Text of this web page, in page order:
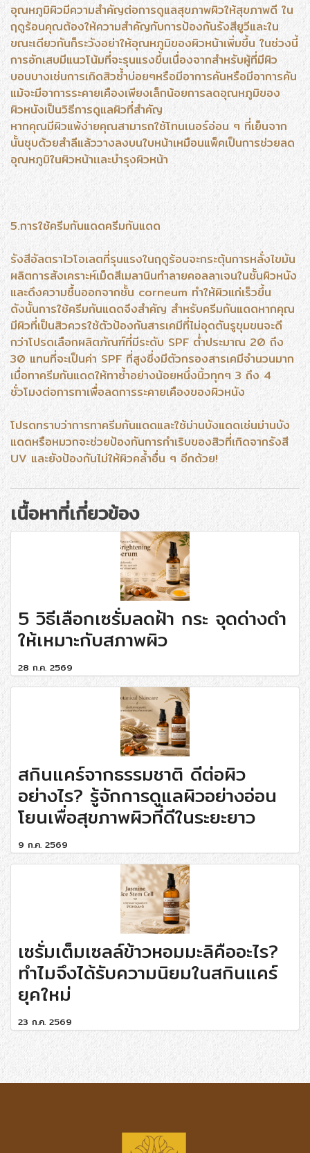
อุณหภูมิผิวมีความสำคัญต่อการดูแลสุขภาพผิวให้สุขภาพดี ใน
ฤดูร้อนคุณต้องให้ความสำคัญกับการป้องกันรังสียูวีและใน
ขณะเดียวกันก็ระวังอย่าให้อุณหภูมิของผิวหน้าเพิ่มขึ้น ในช่วงนี้
การอักเสบมีแนวโน้มที่จะรุนแรงขึ้นเนื่องจากสำหรับผู้ที่มีผิว
บอบบางเช่นการเกิดสิวซ้ำบ่อยๆหรือมีอาการคันหรือมีอาการคัน
แม้จะมีอาการระคายเคืองเพียงเล็กน้อยการลดอุณหภูมิของ
ผิวหนังเป็นวิธีการดูแลผิวที่สำคัญ
หากคุณมีผิวแพ้ง่ายคุณสามารถใช้โทนเนอร์อ่อน ๆ ที่เย็นจาก
นั้นชุบด้วยสำลีแล้ววางลงบนใบหน้าเหมือนแพ็คเป็นการช่วยลด
อุณหภูมิในผิวหน้าเเละบำรุงผิวหน้า
5.การใช้ครีมกันแดดครีมกันแดด
รังสีอัลตราไวโอเลตที่รุนแรงในฤดูร้อนจะกระตุ้นการหลั่งไขมัน
ผลิตการสังเคราะห์เม็ดสีเมลานินทำลายคอลลาเจนในชั้นผิวหนัง
และดึงความชื้นออกจากชั้น corneum ทำให้ผิวแก่เร็วขึ้น
ดังนั้นการใช้ครีมกันแดดจึงสำคัญ สำหรับครีมกันแดดหากคุณ
มีผิวที่เป็นสิวควรใช้ตัวป้องกันสารเคมีที่ไม่อุดตันรูขุมขนจะดี
กว่าโปรดเลือกผลิตภัณฑ์ที่มีระดับ SPF ต่ำประมาณ 20 ถึง
30 แทนที่จะเป็นค่า SPF ที่สูงซึ่งมีตัวกรองสารเคมีจำนวนมาก
เมื่อทาครีมกันแดดให้ทาซ้ำอย่างน้อยหนึ่งนิ้วทุกๆ 3 ถึง 4
ชั่วโมงต่อการทาเพื่อลดการระคายเคืองของผิวหนัง
โปรดทราบว่าการทาครีมกันแดดและใช้ม่านบังแดดเช่นม่านบัง
แดดหรือหมวกจะช่วยป้องกันการกำเริบของสิวที่เกิดจากรังสี
UV และยังป้องกันไม่ให้ผิวคล้ำอื่น ๆ อีกด้วย!
เนื้อหาที่เกี่ยวข้อง
5 วิธีเลือกเซรั่มลดฝ้า กระ จุดด่างดำ
ให้เหมาะกับสภาพผิว
28 ก.ค. 2569
สกินแคร์จากธรรมชาติ ดีต่อผิว
อย่างไร? รู้จักการดูแลผิวอย่างอ่อน
โยนเพื่อสุขภาพผิวที่ดีในระยะยาว
9 ก.ค. 2569
เซรั่มเต็มเซลล์ข้าวหอมมะลิคืออะไร?
ทำไมจึงได้รับความนิยมในสกินแคร์
ยุคใหม่
23 ก.ค. 2569